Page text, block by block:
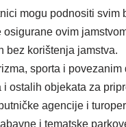
mogu podnositi svim
ovim
bez korištenja jamstva.
sporta i
ostalih objekata za
agencije i
i tematske